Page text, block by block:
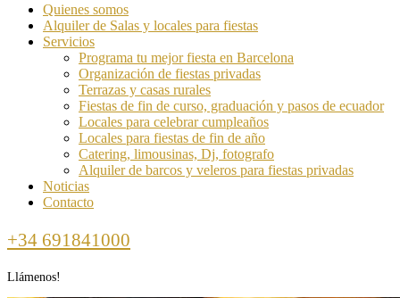
Toggle
navigation
menu
Quienes somos
Alquiler de Salas y locales para fiestas
Servicios
Programa tu mejor fiesta en Barcelona
Organización de fiestas privadas
Terrazas y casas rurales
Fiestas de fin de curso, graduación y pasos de ecuador
Locales para celebrar cumpleaños
Locales para fiestas de fin de año
Catering, limousinas, Dj, fotografo
Alquiler de barcos y veleros para fiestas privadas
Noticias
Contacto
Call
+34 691841000
Llámenos!